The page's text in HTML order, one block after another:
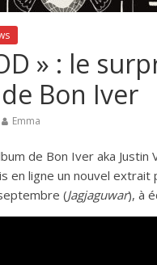
» : le
Bon Iver
Emma
de Bon Iver aka
en ligne un nouvel
(Jagjaguwar), à